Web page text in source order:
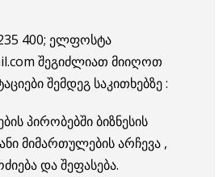
400; ელფოსტა
შეგიძლიათ მიიღოთ
შემდეგ საკითხებზე :
პირობებში ბიზნესის
მიმართულების არჩევა ,
და შეფასება.